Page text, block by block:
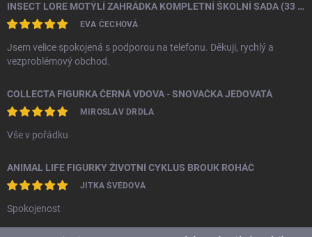
INSECT LORE MOTÝLÍ ZAHRÁDKA KOMPLETNÍ ŠKOLNÍ SADA (33 HOUSENEK)
EVA ČECHOVÁ
Jsem velice spokojená s podporou na telefonu. Děkuji, rychlý a
vezproblémový obchod.
COLLECTA FIGURKA ČERNÁ VDOVA - SNOVAČKA JEDOVATÁ
MIROSLAV DRDLA
Vše v pořádku
ANIMAL LIFE FIGURKY ŽIVOTNÍ CYKLUS BROUK ROHÁČ
JITKA ŠVÉDOVÁ
Spokojenost